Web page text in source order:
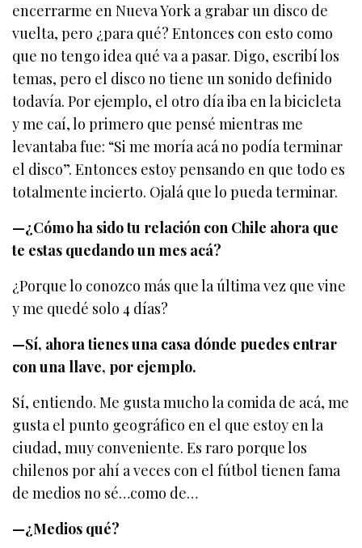
encerrarme en Nueva York a grabar un disco de
vuelta, pero ¿para qué? Entonces con esto como
que no tengo idea qué va a pasar. Digo, escribí los
temas, pero el disco no tiene un sonido definido
todavía. Por ejemplo, el otro día iba en la bicicleta
y me caí, lo primero que pensé mientras me
levantaba fue: “Si me moría acá no podía terminar
el disco”. Entonces estoy pensando en que todo es
totalmente incierto. Ojalá que lo pueda terminar.
—¿Cómo ha sido tu relación con Chile ahora que
te estas quedando un mes acá?
¿Porque lo conozco más que la última vez que vine
y me quedé solo 4 días?
—Sí, ahora tienes una casa dónde puedes entrar
con una llave, por ejemplo.
Sí, entiendo. Me gusta mucho la comida de acá, me
gusta el punto geográfico en el que estoy en la
ciudad, muy conveniente. Es raro porque los
chilenos por ahí a veces con el fútbol tienen fama
de medios no sé…como de…
—¿Medios qué?